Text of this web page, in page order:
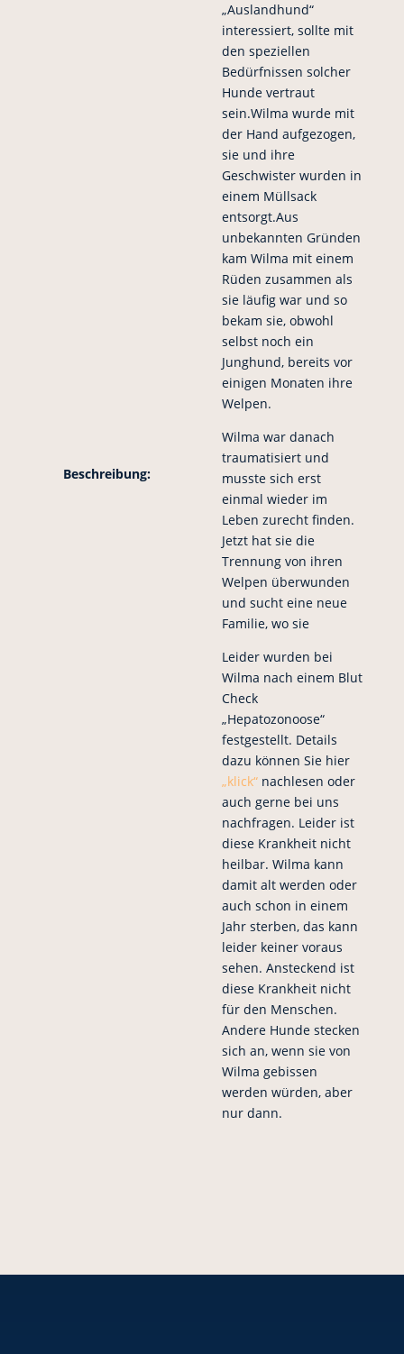
Beschreibung:
„Auslandhund“
interessiert, sollte mit
den speziellen
Bedürfnissen solcher
Hunde vertraut
sein.Wilma wurde mit
der Hand aufgezogen,
sie und ihre
Geschwister wurden in
einem Müllsack
entsorgt.Aus
unbekannten Gründen
kam Wilma mit einem
Rüden zusammen als
sie läufig war und so
bekam sie, obwohl
selbst noch ein
Junghund, bereits vor
einigen Monaten ihre
Welpen.
Wilma war danach
traumatisiert und
musste sich erst
einmal wieder im
Leben zurecht finden.
Jetzt hat sie die
Trennung von ihren
Welpen überwunden
und sucht eine neue
Familie, wo sie
Leider wurden bei
Wilma nach einem Blut
Check
„Hepatozonoose“
festgestellt. Details
dazu können Sie hier
„klick“nachlesen oder
auch gerne bei uns
nachfragen. Leider ist
diese Krankheit nicht
heilbar. Wilma kann
damit alt werden oder
auch schon in einem
Jahr sterben, das kann
leider keiner voraus
sehen. Ansteckend ist
diese Krankheit nicht
für den Menschen.
Andere Hunde stecken
sich an, wenn sie von
Wilma gebissen
werden würden, aber
nur dann.